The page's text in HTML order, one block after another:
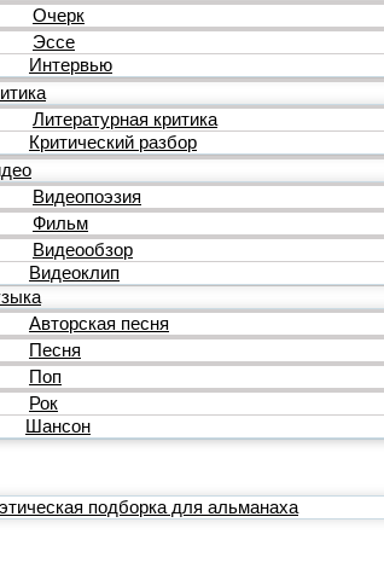
Очерк
Эссе
Интервью
Литературная критика
Критический разбор
Видеопоэзия
Фильм
Видеообзор
Видеоклип
Авторская песня
Песня
Поп
Рок
Шансон
подборка для альманаха
видеоплеера
аудиоплеера
любовная
гражданская
философская
религиозная
пейзажная
формы